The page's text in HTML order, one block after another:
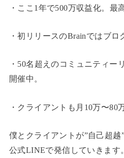
・ここ1年で500万収益化。最
・初リリースのBrainではブロ
・50名超えのコミュニティー
開催中。
・クライアントも月10万〜80
僕とクライアントが”自己超
公式LINEで発信していきます。